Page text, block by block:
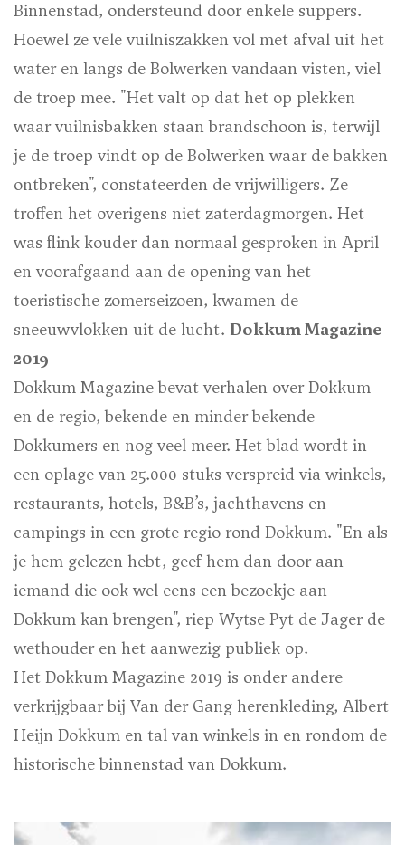
Binnenstad, ondersteund door enkele suppers.
Hoewel ze vele vuilniszakken vol met afval uit het
water en langs de Bolwerken vandaan visten, viel
de troep mee. "Het valt op dat het op plekken
waar vuilnisbakken staan brandschoon is, terwijl
je de troep vindt op de Bolwerken waar de bakken
ontbreken", constateerden de vrijwilligers. Ze
troffen het overigens niet zaterdagmorgen. Het
was flink kouder dan normaal gesproken in April
en voorafgaand aan de opening van het
toeristische zomerseizoen, kwamen de
sneeuwvlokken uit de lucht. Dokkum Magazine
2019
Dokkum Magazine bevat verhalen over Dokkum
en de regio, bekende en minder bekende
Dokkumers en nog veel meer. Het blad wordt in
een oplage van 25.000 stuks verspreid via winkels,
restaurants, hotels, B&B’s, jachthavens en
campings in een grote regio rond Dokkum. "En als
je hem gelezen hebt, geef hem dan door aan
iemand die ook wel eens een bezoekje aan
Dokkum kan brengen", riep Wytse Pyt de Jager de
wethouder en het aanwezig publiek op.
Het Dokkum Magazine 2019 is onder andere
verkrijgbaar bij Van der Gang herenkleding, Albert
Heijn Dokkum en tal van winkels in en rondom de
historische binnenstad van Dokkum.